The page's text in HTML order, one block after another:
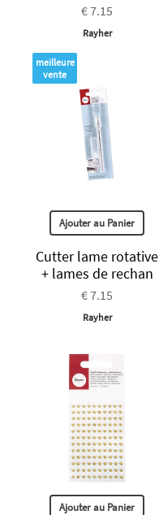
€ 7.15
Rayher
meilleure
vente
Ajouter au Panier
Cutter lame rotative
+ lames de rechan
€ 7.15
Rayher
Ajouter au Panier